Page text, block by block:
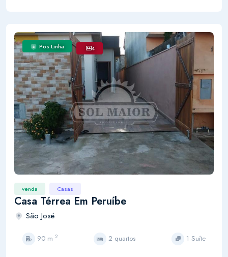
Pos Linha 4
venda Casas
Casa Térrea Em Peruíbe
São José
90 m 2 2 quartos 1 Suíte